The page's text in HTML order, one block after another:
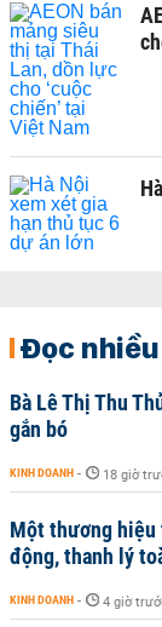
Đọc
Bà Lê Thị Thu
gắn bó
KINH DOANH - 18 giờ
Một thương hiệu
động, thanh lý
KINH DOANH - 4 giờ